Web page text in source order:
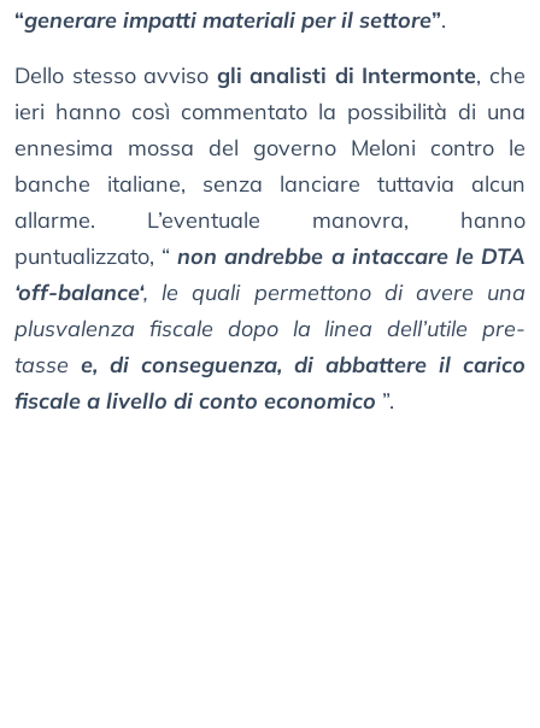
“generare impatti materiali per il settore”.
Dello stesso avviso gli analisti di Intermonte, che
ieri hanno così commentato la possibilità di una
ennesima mossa del governo Meloni contro le
banche italiane, senza lanciare tuttavia alcun
allarme. L’eventuale manovra, hanno
puntualizzato, “ non andrebbe a intaccare le DTA
‘off-balance‘, le quali permettono di avere una
plusvalenza fiscale dopo la linea dell’utile pre-
tasse e, di conseguenza, di abbattere il carico
fiscale a livello di conto economico ”.